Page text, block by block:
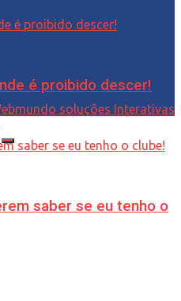
é proibido descer!
saber se eu tenho o
soluções Interativas